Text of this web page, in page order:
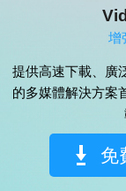
增
提供高速下載、廣
的多媒體解決方案
免